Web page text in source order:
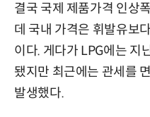
결국 국제 제품가격 인상
데 국내 가격은 휘발유보
이다. 게다가 LPG에는
됐지만 최근에는 관세를
발생했다.